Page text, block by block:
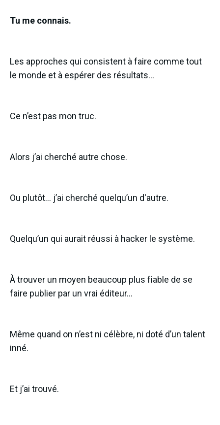
Tu me connais.
Les approches qui consistent à faire comme tout
le monde et à espérer des résultats…
Ce n’est pas mon truc.
Alors j’ai cherché autre chose.
Ou plutôt… j’ai cherché quelqu’un d'autre.
Quelqu’un qui aurait réussi à hacker le système.
À trouver un moyen beaucoup plus fiable de se
faire publier par un vrai éditeur…
Même quand on n’est ni célèbre, ni doté d’un talent
inné.
Et j’ai trouvé.